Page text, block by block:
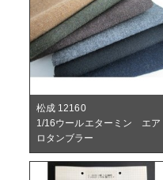
松成 12160
1/16ウールエターミン エア
ロタンブラー